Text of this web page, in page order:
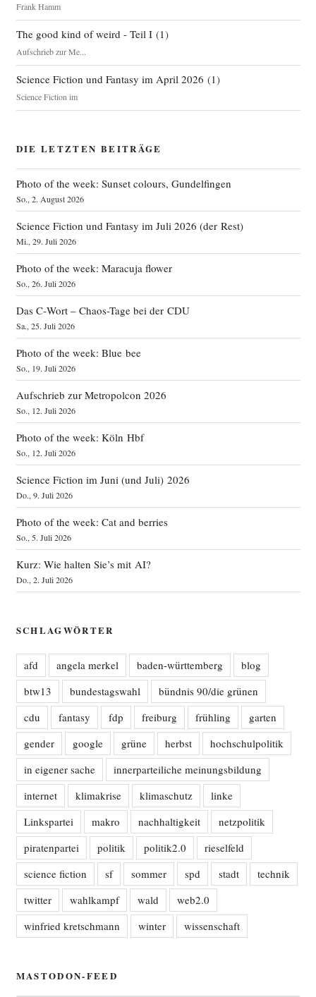
Frank Hamm
The good kind of weird - Teil I(1)
Aufschrieb zur Me...
Science Fiction und Fantasy im April 2026 (1)
Science Fiction im
DIE LETZTEN BEITRÄGE
Photo of the week: Sunset colours, Gundelfingen
So., 2. August 2026
Science Fiction und Fantasy im Juli 2026 (der Rest)
Mi., 29. Juli 2026
Photo of the week: Maracuja flower
So., 26. Juli 2026
Das C‑Wort – Chaos-Tage bei der CDU
Sa., 25. Juli 2026
Photo of the week: Blue bee
So., 19. Juli 2026
Aufschrieb zur Metropolcon 2026
So., 12. Juli 2026
Photo of the week: Köln Hbf
So., 12. Juli 2026
Science Fiction im Juni (und Juli) 2026
Do., 9. Juli 2026
Photo of the week: Cat and berries
So., 5. Juli 2026
Kurz: Wie halten Sie’s mit AI?
Do., 2. Juli 2026
SCHLAGWÖRTER
afd angela merkel baden-württemberg
blog
btw13
bundestagswahl
bündnis 90/die grünen
cdu
fantasy fdp freiburg frühling
garten
gender
google grüne herbst
hochschulpolitik
in eigener sache
innerparteiliche meinungsbildung
internet
klimakrise klimaschutz
linke
Linkspartei
makro nachhaltigkeit
netzpolitik
piratenpartei
politik politik2.0
rieselfeld
science fiction
sf sommer spd stadt
technik
twitter
wahlkampf wald
web2.0
winfried kretschmann
winter wissenschaft
MASTODON-FEED